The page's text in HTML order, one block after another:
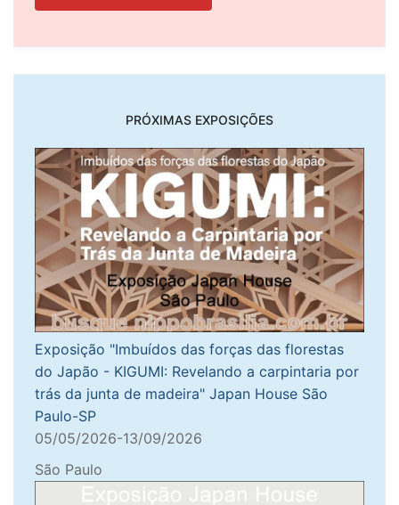
PRÓXIMAS EXPOSIÇÕES
Exposição "Imbuídos das forças das florestas
do Japão - KIGUMI: Revelando a carpintaria por
trás da junta de madeira" Japan House São
Paulo-SP
05/05/2026-13/09/2026
São Paulo